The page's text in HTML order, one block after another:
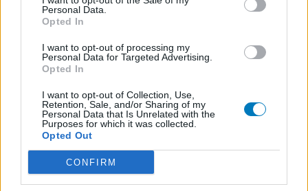
Personal Data.
Opted In
I want to opt-out of processing my
Personal Data for Targeted Advertising.
Opted In
I want to opt-out of Collection, Use,
Retention, Sale, and/or Sharing of my
Personal Data that Is Unrelated with the
Purposes for which it was collected.
Opted Out
CONFIRM
Metformine (620)
Implanon (hormoonimplantaat) (584)
Anticonceptie - overig
Lexapro (509)
Depressie - antidepressiva SSRI
Concerta (503)
ADHD - psychostimulantia
Amlodipine (493)
Bloeddruk - calciumantagonisten